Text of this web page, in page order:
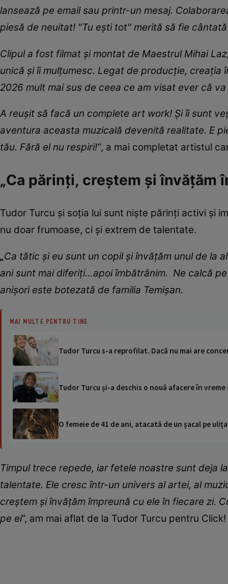
lansează pe email sau printr-un mesaj.
piesă de neuitat! "Tu ești tot" merită să fie
Clipul a fost filmat și montat de Maestrul Mihai
unică și îi mulțumesc. Legat de producție, creația
2026 mult mai sus de ceea ce am visat ever că va
A reușit să facă un complete art work! Și îi sunt
aventura aceasta muzicală devenită realitate. E
tău. Fără el nu respiri!”, a mai completat artistul
„Ca părinți, creștem și învățăm
Tudor Turcu și soția lui sunt niște părinți activi și
nu doar frumoase, ci și extrem de talentate.
„Ca tătic și eu sunt un copil și învățăm unul de la
ani sunt mai diferiți…apoi îmbătrânim. Ne calcă
anișori este botezată de familia Temișan.
MAI MULTE PENTRU TINE
Tudor Turcu s-a reprofilat. Dacă nu mai are
Tudor Turcu și-a deschis o nouă afacere în
O femeie de 41 de ani, atacată de un șacal pe
Timpul trece repede, iar fetele noastre sunt deja
talentate. Ele cresc într-un univers al artei, al
creștem și învățăm împreună cu ele în fiecare zi.
pe ei”, am mai aflat de la Tudor Turcu pentru Click!